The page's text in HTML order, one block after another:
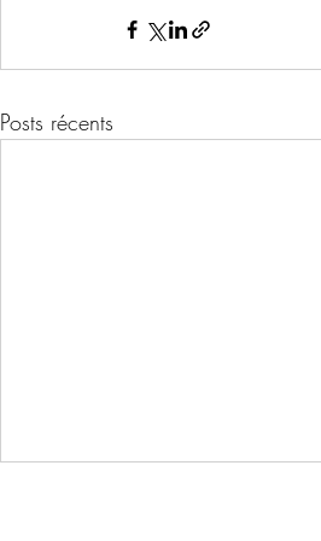
Posts récents